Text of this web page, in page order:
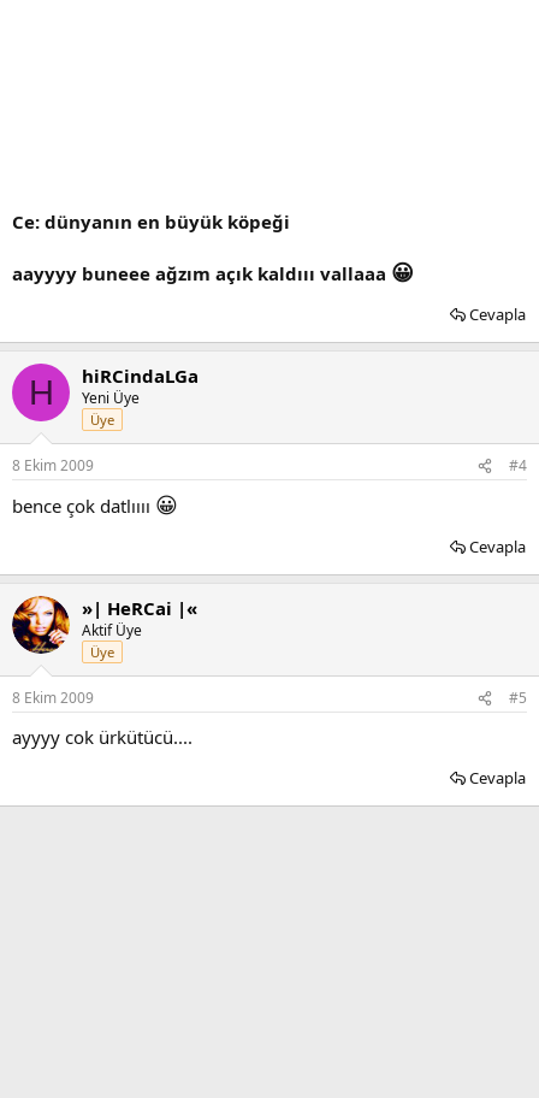
Ce: dünyanın en büyük köpeği
aayyyy buneee ağzım açık kaldııı vallaaa 😀
Cevapla
H hiRCindaLGa
Yeni Üye
Üye
8 Ekim 2009 #4
bence çok datlıııı 😀
Cevapla
»| HeRCai |«
Aktif Üye
Üye
8 Ekim 2009 #5
ayyyy cok ürkütücü....
Cevapla